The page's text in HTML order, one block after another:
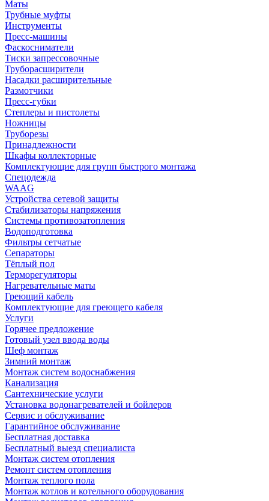
Маты
Трубные муфты
Инструменты
Пресс-машины
Фаскосниматели
Тиски запрессовочные
Труборасширители
Насадки расширительные
Размотчики
Пресс-губки
Степлеры и пистолеты
Ножницы
Труборезы
Принадлежности
Шкафы коллекторные
Комплектующие для групп быстрого монтажа
Спецодежда
WAAG
Устройства сетевой защиты
Стабилизаторы напряжения
Системы противозатопления
Водоподготовка
Фильтры сетчатые
Сепараторы
Тёплый пол
Терморегуляторы
Нагревательные маты
Греющий кабель
Комплектующие для греющего кабеля
Услуги
Горячее предложение
Готовый узел ввода воды
Шеф монтаж
Зимний монтаж
Монтаж систем водоснабжения
Канализация
Сантехнические услуги
Установка водонагревателей и бойлеров
Сервис и обслуживание
Гарантийное обслуживание
Бесплатная доставка
Бесплатный выезд специалиста
Монтаж систем отопления
Ремонт систем отопления
Монтаж теплого пола
Монтаж котлов и котельного оборудования